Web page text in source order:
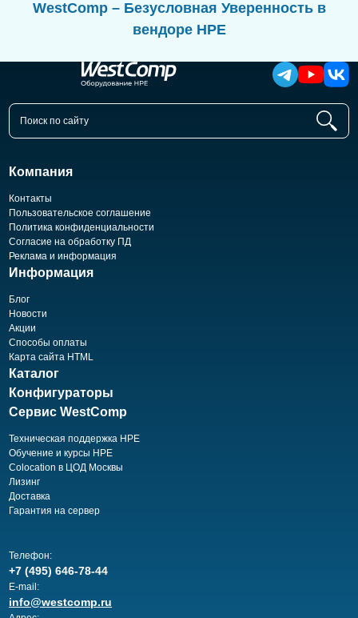
WestComp – Безусловная Уверенность в
вендоре HPE
Компания
Контакты
Пользовательское соглашение
Политика конфиденциальности
Согласие на обработку ПД
Реклама и информация
Информация
Блог
Новости
Акции
Способы оплаты
Карта сайта HTML
Каталог
Конфигураторы
Сервис WestComp
Техническая поддержка HPE
Обучение и курсы HPE
Colocation в ЦОД Москвы
Лизинг
Доставка
Гарантия на сервер
Телефон:
+7 (495) 646-78-44
E-mail:
info@westcomp.ru